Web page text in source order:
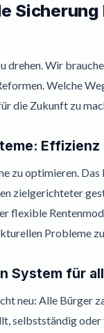
drehen. Wir
Welche
die Zukunft zu
Effizienz
zu optimieren.
zielgerichteter
flexible
Probleme
System für
neu: Alle Bürger
selbstständig